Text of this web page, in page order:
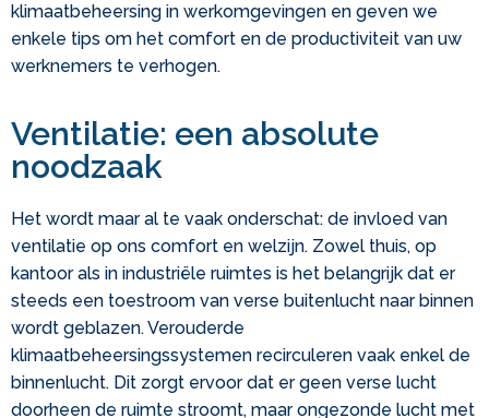
klimaatbeheersing in werkomgevingen en geven we
enkele tips om het comfort en de productiviteit van uw
werknemers te verhogen.
Ventilatie: een absolute
noodzaak
Het wordt maar al te vaak onderschat: de invloed van
ventilatie op ons comfort en welzijn. Zowel thuis, op
kantoor als in industriële ruimtes is het belangrijk dat er
steeds een toestroom van verse buitenlucht naar binnen
wordt geblazen. Verouderde
klimaatbeheersingssystemen recirculeren vaak enkel de
binnenlucht. Dit zorgt ervoor dat er geen verse lucht
doorheen de ruimte stroomt, maar ongezonde lucht met